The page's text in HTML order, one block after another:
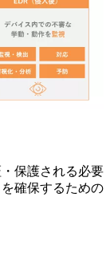
保護される必要
確保するための